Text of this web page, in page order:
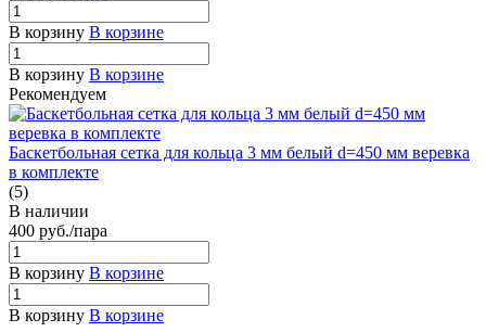
В корзину В корзине
В корзину В корзине
Рекомендуем
Баскетбольная сетка для кольца 3 мм белый d=450 мм веревка
в комплекте
(5)
В наличии
400 руб./пара
В корзину В корзине
В корзину В корзине